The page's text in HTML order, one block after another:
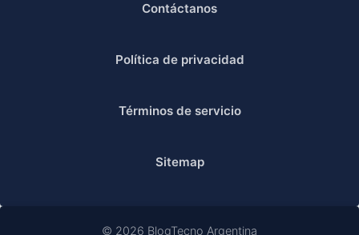
Contáctanos
Política de privacidad
Términos de servicio
Sitemap
© 2026 BlogTecno Argentina